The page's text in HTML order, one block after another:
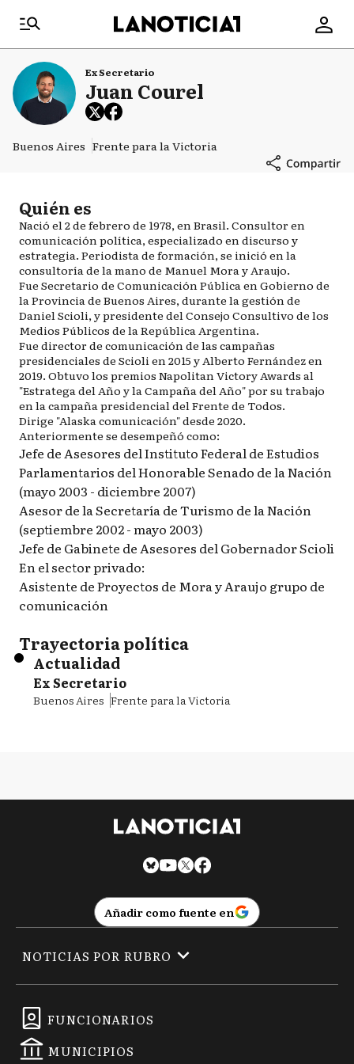
Ex Secretario
Juan Courel
Buenos Aires Frente para la Victoria
Quién es
Nació el 2 de febrero de 1978, en Brasil. Consultor en
comunicación política, especializado en discurso y
estrategia. Periodista de formación, se inició en la
consultoría de la mano de Manuel Mora y Araujo.
Fue Secretario de Comunicación Pública en Gobierno de
la Provincia de Buenos Aires, durante la gestión de
Daniel Scioli, y presidente del Consejo Consultivo de los
Medios Públicos de la República Argentina.
Fue director de comunicación de las campañas
presidenciales de Scioli en 2015 y Alberto Fernández en
2019. Obtuvo los premios Napolitan Victory Awards al
"Estratega del Año y la Campaña del Año" por su trabajo
en la campaña presidencial del Frente de Todos.
Dirige "Alaska comunicación" desde 2020.
Anteriormente se desempeñó como:
Jefe de Asesores del Instituto Federal de Estudios
Parlamentarios del Honorable Senado de la Nación
(mayo 2003 - diciembre 2007)
Asesor de la Secretaría de Turismo de la Nación
(septiembre 2002 - mayo 2003)
Jefe de Gabinete de Asesores del Gobernador Scioli
En el sector privado:
Asistente de Proyectos de Mora y Araujo grupo de
comunicación
Trayectoria política
Actualidad
Ex Secretario
Buenos Aires Frente para la Victoria
Añadir como fuente en
FUNCIONARIOS
MUNICIPIOS
NOTICIAS POR RUBRO